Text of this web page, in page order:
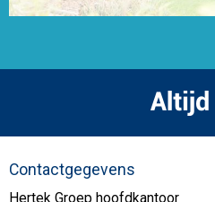
Contactgegevens
Hertek Groep hoofdkantoor